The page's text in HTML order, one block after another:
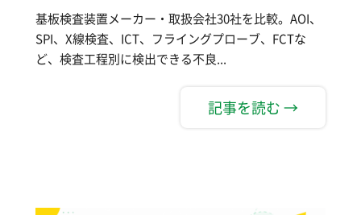
基板検査装置メーカー・取扱会社30社を比較。AOI、
SPI、X線検査、ICT、フライングプローブ、FCTな
ど、検査工程別に検出できる不良...
記事を読む →